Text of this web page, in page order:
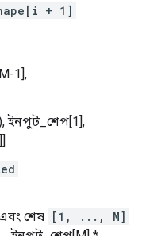
+ 1]
1],
ইনপুট_শেপ[1],
শেষ [1, ..., M]